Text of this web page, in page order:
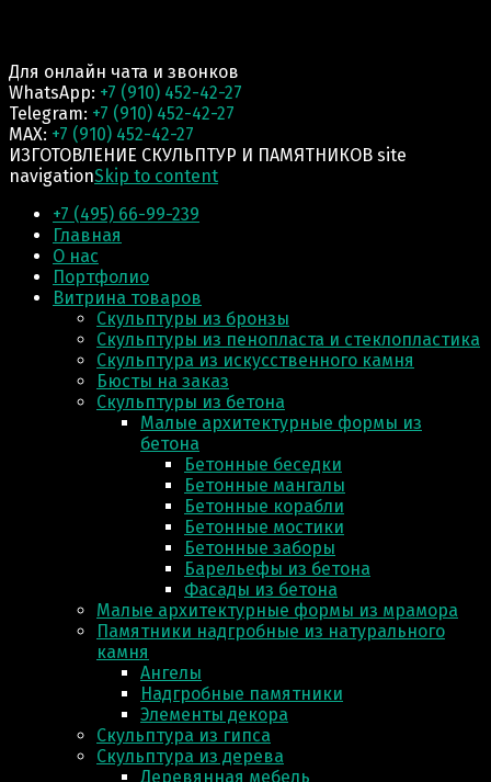
Для онлайн чата и звонков
WhatsApp: +7 (910) 452-42-27
Telegram: +7 (910) 452-42-27
MAX: +7 (910) 452-42-27
ИЗГОТОВЛЕНИЕ СКУЛЬПТУР И ПАМЯТНИКОВ site
navigationSkip to content
+7 (495) 66-99-239
Главная
О нас
Портфолио
Витрина товаров
Скульптуры из бронзы
Скульптуры из пенопласта и стеклопластика
Скульптура из искусственного камня
Бюсты на заказ
Скульптуры из бетона
Малые архитектурные формы из
бетона
Бетонные беседки
Бетонные мангалы
Бетонные корабли
Бетонные мостики
Бетонные заборы
Барельефы из бетона
Фасады из бетона
Малые архитектурные формы из мрамора
Памятники надгробные из натурального
камня
Ангелы
Надгробные памятники
Элементы декора
Скульптура из гипса
Скульптура из деревa
Деревянная мебель